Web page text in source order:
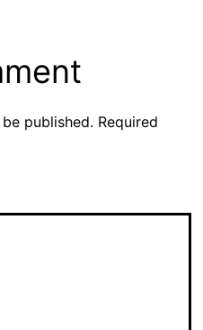
published. Required